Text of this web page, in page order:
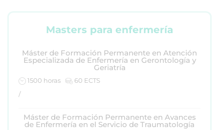
Masters para enfermería
Máster de Formación Permanente en Atención
Especializada de Enfermería en Gerontología y
Geriatría
1500 horas
60 ECTS
/
Máster de Formación Permanente en Avances
de Enfermería en el Servicio de Traumatología